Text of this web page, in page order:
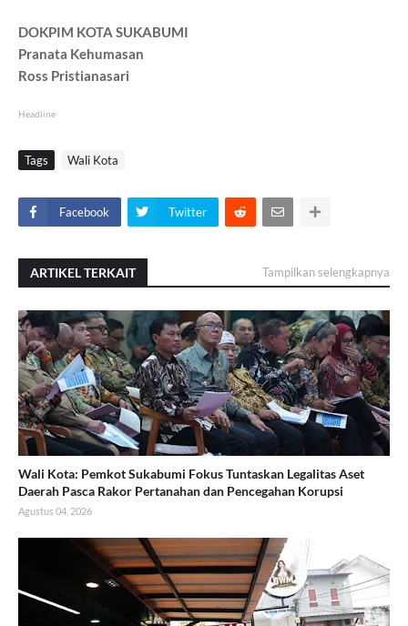
DOKPIM KOTA SUKABUMI
Pranata Kehumasan
Ross Pristianasari
Headline
Tags Wali Kota
Facebook Twitter
ARTIKEL TERKAIT Tampilkan selengkapnya
Wali Kota: Pemkot Sukabumi Fokus Tuntaskan Legalitas Aset
Daerah Pasca Rakor Pertanahan dan Pencegahan Korupsi
Agustus 04, 2026